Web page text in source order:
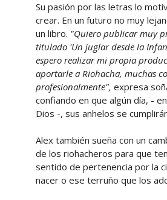
Su pasión por las letras lo
crear. En un futuro no muy
un libro. "Quiero publicar muy
titulado 'Un juglar desde la
espero realizar mi propia
aportarle a Riohacha, muchas
profesionalmente", expresa
confiando en que algún día, -
Dios -, sus anhelos se
Alex también sueña con un
de los riohacheros para que
sentido de pertenencia por la
nacer o ese terruño que los